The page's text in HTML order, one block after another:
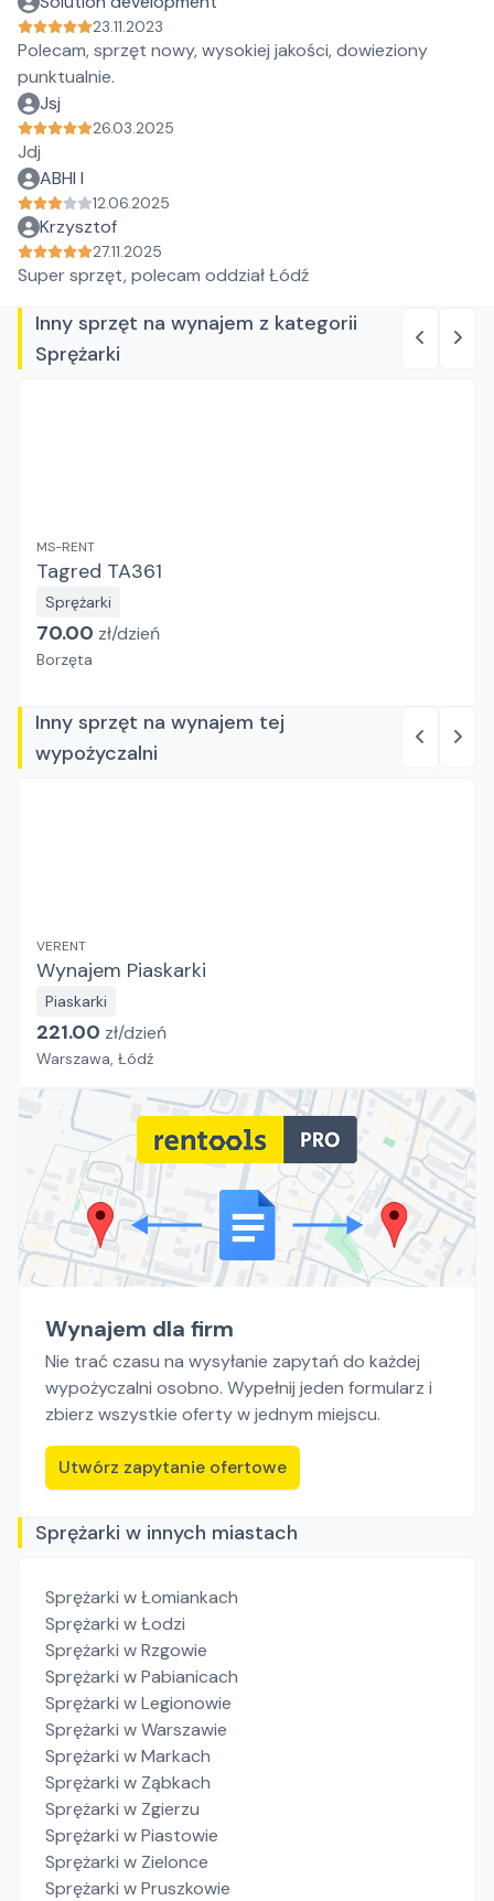
23.11.2023
Polecam, sprzęt nowy, wysokiej jakości, dowieziony
punktualnie.
Jsj
26.03.2025
Jdj
ABHI I
12.06.2025
Krzysztof
27.11.2025
Super sprzęt, polecam oddział Łódź
Inny sprzęt na wynajem z kategorii
Sprężarki
MS-RENT
Tagred TA361
Sprężarki
70.00 zł/dzień
Borzęta
Inny sprzęt na wynajem tej
wypożyczalni
VERENT
Wynajem Piaskarki
Piaskarki
221.00 zł/dzień
Warszawa, Łódź
Wynajem dla firm
Nie trać czasu na wysyłanie zapytań do każdej
wypożyczalni osobno. Wypełnij jeden formularz i
zbierz wszystkie oferty w jednym miejscu.
Utwórz zapytanie ofertowe
Sprężarki w innych miastach
Sprężarki w Łomiankach
Sprężarki w Łodzi
Sprężarki w Rzgowie
Sprężarki w Pabianicach
Sprężarki w Legionowie
Sprężarki w Warszawie
Sprężarki w Markach
Sprężarki w Ząbkach
Sprężarki w Zgierzu
Sprężarki w Piastowie
Sprężarki w Zielonce
Sprężarki w Pruszkowie